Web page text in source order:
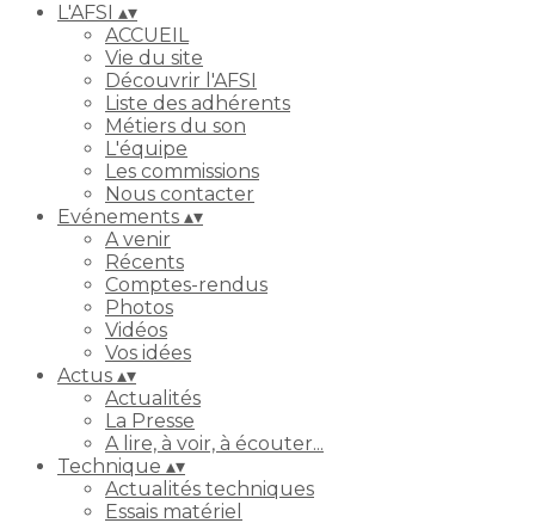
L'AFSI ▴▾
ACCUEIL
Vie du site
Découvrir l'AFSI
Liste des adhérents
Métiers du son
L'équipe
Les commissions
Nous contacter
Evénements ▴▾
A venir
Récents
Comptes-rendus
Photos
Vidéos
Vos idées
Actus ▴▾
Actualités
La Presse
A lire, à voir, à écouter...
Technique ▴▾
Actualités techniques
Essais matériel